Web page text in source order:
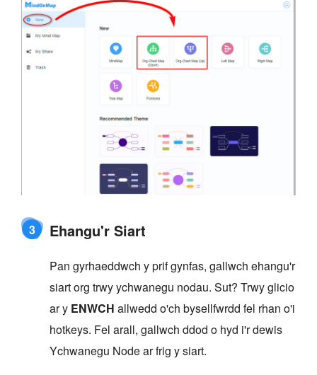
3 Ehangu'r Siart
Pan gyrhaeddwch y prif gynfas, gallwch ehangu'r
siart org trwy ychwanegu nodau. Sut? Trwy glicio
ar y ENWCH allwedd o'ch bysellfwrdd fel rhan o'i
hotkeys. Fel arall, gallwch ddod o hyd i'r dewis
Ychwanegu Node ar frig y siart.